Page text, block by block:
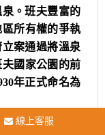
。班夫豐富的
所有權的爭執
案通過將溫泉
國家公園的前
年正式命名為
線上客服